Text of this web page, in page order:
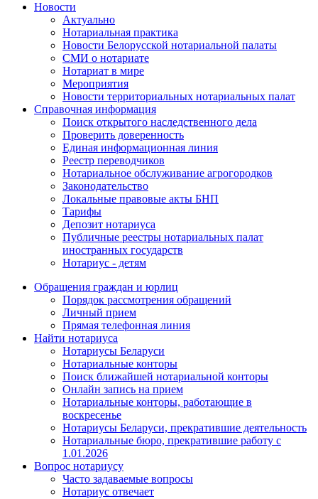
Новости
Актуально
Нотариальная практика
Новости Белорусской нотариальной палаты
СМИ о нотариате
Нотариат в мире
Мероприятия
Новости территориальных нотариальных палат
Справочная информация
Поиск открытого наследственного дела
Проверить доверенность
Единая информационная линия
Реестр переводчиков
Нотариальное обслуживание агрогородков
Законодательство
Локальные правовые акты БНП
Тарифы
Депозит нотариуса
Публичные реестры нотариальных палат
иностранных государств
Нотариус - детям
Обращения граждан и юрлиц
Порядок рассмотрения обращений
Личный прием
Прямая телефонная линия
Найти нотариуса
Нотариусы Беларуси
Нотариальные конторы
Поиск ближайшей нотариальной конторы
Онлайн запись на прием
Нотариальные конторы, работающие в
воскресенье
Нотариусы Беларуси, прекратившие деятельность
Нотариальные бюро, прекратившие работу с
1.01.2026
Вопрос нотариусу
Часто задаваемые вопросы
Нотариус отвечает